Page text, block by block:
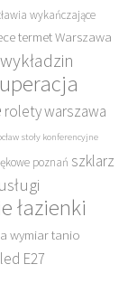
wykańczające
termet Warszawa
rolety warszawa
stoły konferencyjne
poznań szklarz
usługi
łazienki
wymiar tanio
E27